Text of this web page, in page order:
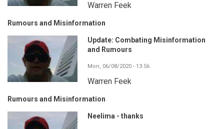
Warren Feek
Rumours and Misinformation
Update: Combating Misinformation
and Rumours
Mon, 06/08/2020 - 13:56
Warren Feek
Rumours and Misinformation
Neelima - thanks